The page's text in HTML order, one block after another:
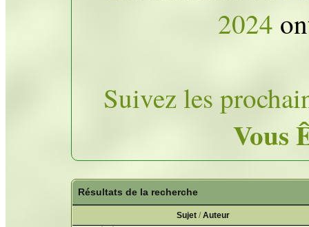
2024
Suivez les
Vous
Résultats de la recherche
Sujet / Auteur